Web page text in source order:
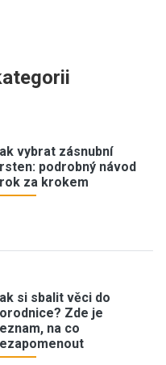
vybrat zásnubní
podrobný návod
za krokem
si sbalit věci do
Zde je
na co